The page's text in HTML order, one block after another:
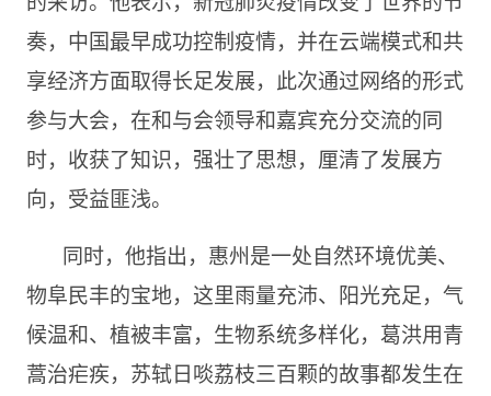
奏，中国最早成功控制疫情，并在云端模式和共
享经济方面取得长足发展，此次通过网络的形式
参与大会，在和与会领导和嘉宾充分交流的同
时，收获了知识，强壮了思想，厘清了发展方
向，受益匪浅。
同时，他指出，惠州是一处自然环境优美、
物阜民丰的宝地，这里雨量充沛、阳光充足，气
候温和、植被丰富，生物系统多样化，葛洪用青
蒿治疟疾，苏轼日啖荔枝三百颗的故事都发生在